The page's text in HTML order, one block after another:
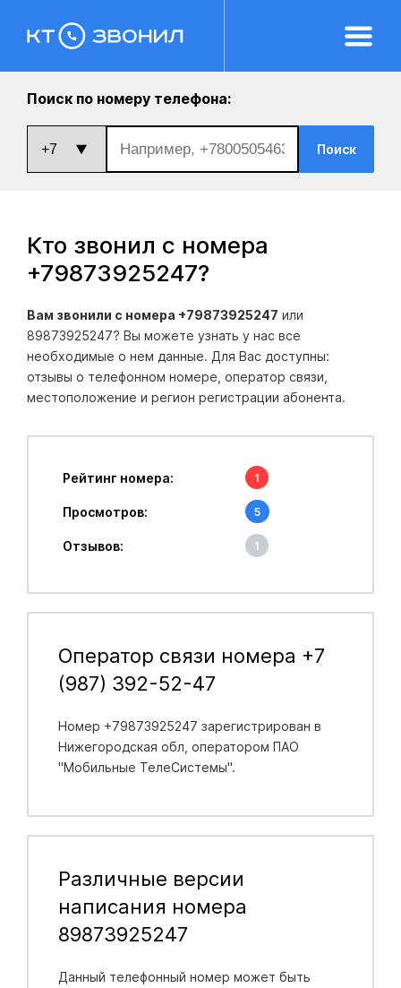
Поиск по номеру телефона:
Поиск
Кто звонил с номера
+79873925247?
Вам звонили с номера +79873925247 или
89873925247? Вы можете узнать у нас все
необходимые о нем данные. Для Вас доступны:
отзывы о телефонном номере, оператор связи,
местоположение и регион регистрации абонента.
Рейтинг номера: 1
Просмотров: 5
Отзывов: 1
Оператор связи номера +7
(987) 392-52-47
Номер +79873925247 зарегистрирован в
Нижегородская обл , оператором ПАО
"Мобильные ТелеСистемы".
Различные версии
написания номера
89873925247
Данный телефонный номер может быть